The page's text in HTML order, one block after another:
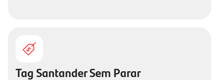
Tag Santander Sem Parar